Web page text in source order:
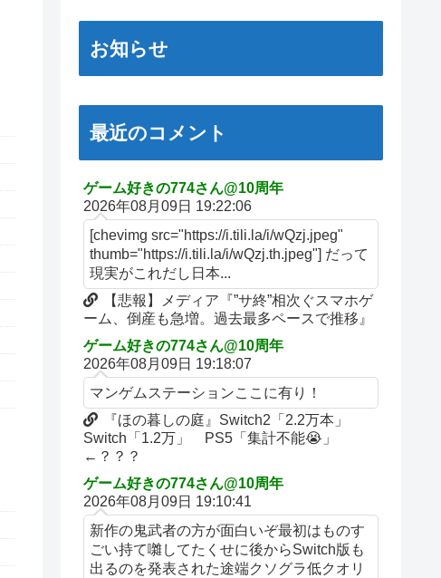
お知らせ
最近のコメント
ゲーム好きの774さん@10周年
2026年08月09日 19:22:06
[chevimg src="https://i.tili.la/i/wQzj.jpeg"
thumb="https://i.tili.la/i/wQzj.th.jpeg"] だって
現実がこれだし日本...
【悲報】メディア『”サ終”相次ぐスマホゲ
ーム、倒産も急増。過去最多ペースで推移』
ゲーム好きの774さん@10周年
2026年08月09日 19:18:07
マンゲムステーションここに有り！
『ほの暮しの庭』Switch2「2.2万本」
Switch「1.2万」 PS5「集計不能😭」
←？？？
ゲーム好きの774さん@10周年
2026年08月09日 19:10:41
新作の鬼武者の方が面白いぞ最初はものす
ごい持て囃してたくせに後からSwitch版も
出るのを発表された途端クソグラ低クオリ